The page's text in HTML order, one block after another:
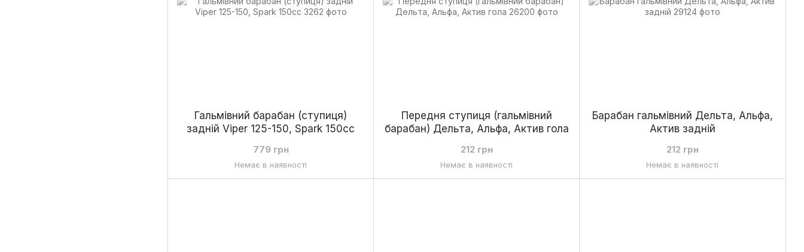
Гальмівний барабан (ступиця)
задній Viper 125-150, Spark 150cc
779 грн
Немає в наявності
Передня ступиця (гальмівний
барабан) Дельта, Альфа, Актив гола
212 грн
Немає в наявності
Барабан гальмівний Дельта, Альфа,
Актив задній
212 грн
Немає в наявності